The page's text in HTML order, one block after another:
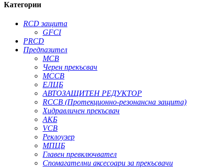
Категории
RCD защита
GFCI
PRCD
Предпазител
MCB
Черен прекъсвач
MCCB
ЕЛЦБ
АВТОЗАЩИТЕН РЕДУКТОР
RCCB (Протекционно-резонансна защита)
Хидравличен прекъсвач
АКБ
VCB
Реклоузер
МПЦБ
Главен превключвател
Спомагателни аксесоари за прекъсвачи